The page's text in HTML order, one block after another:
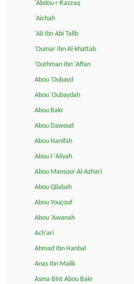
'Abdou r-Razzaq
'Aichah
'Ali Ibn Abi Talib
'Oumar Ibn Al-khattab
'Outhman Ibn 'Affan
Abou 'Oubayd
Abou 'Oubaydah
Abou Bakr
Abou Dawoud
Abou Hanifah
Abou l-'Aliyah
Abou Mansour Al-Azhari
Abou Qilabah
Abou Youçouf
Abou ‘Awanah
Ach'ari
Ahmad Ibn Hanbal
Anas Ibn Malik
Asma Bint Abou Bakr